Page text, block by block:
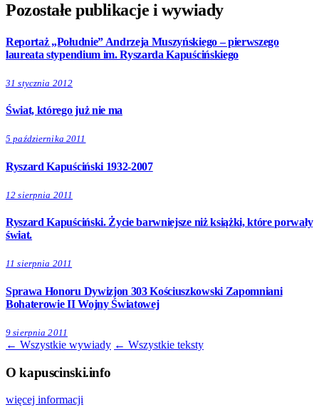
Pozostałe publikacje i wywiady
Reportaż „Południe” Andrzeja Muszyńskiego – pierwszego
laureata stypendium im. Ryszarda Kapuścińskiego
31 stycznia 2012
Świat, którego już nie ma
5 października 2011
Ryszard Kapuściński 1932-2007
12 sierpnia 2011
Ryszard Kapuściński. Życie barwniejsze niż książki, które porwały
świat.
11 sierpnia 2011
Sprawa Honoru Dywizjon 303 Kościuszkowski Zapomniani
Bohaterowie II Wojny Światowej
9 sierpnia 2011
← Wszystkie wywiady ← Wszystkie teksty
O kapuscinski.info
więcej informacji